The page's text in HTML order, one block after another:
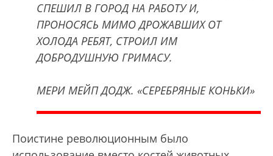
СПЕШИЛ В ГОРОД НА РАБОТУ И,
ПРОНОСЯСЬ МИМО ДРОЖАВШИХ ОТ
ХОЛОДА РЕБЯТ, СТРОИЛ ИМ
ДОБРОДУШНУЮ ГРИМАСУ.
МЕРИ МЕЙП ДОДЖ. «СЕРЕБРЯНЫЕ КОНЬКИ»
Поистине революционным было